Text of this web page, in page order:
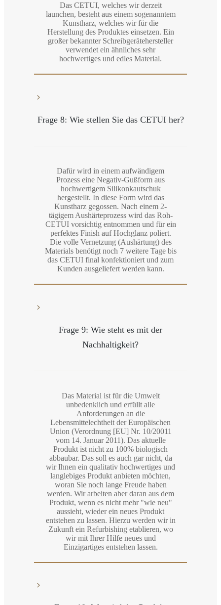
Das CETUI, welches wir derzeit
launchen, besteht aus einem sogenanntem
Kunstharz, welches wir für die
Herstellung des Produktes einsetzen. Ein
großer bekannter Schreibgerätehersteller
verwendet ein ähnliches sehr
hochwertiges und edles Material.
Frage 8: Wie stellen Sie das CETUI her?
Dafür wird in einem aufwändigem
Prozess eine Negativ-Gußform aus
hochwertigem Silikonkautschuk
hergestellt. In diese Form wird das
Kunstharz gegossen. Nach einem 2-
tägigem Aushärteprozess wird das Roh-
CETUI vorsichtig entnommen und für ein
perfektes Finish auf Hochglanz poliert.
Die volle Vernetzung (Aushärtung) des
Materials benötigt noch 7 weitere Tage bis
das CETUI final konfektioniert und zum
Kunden ausgeliefert werden kann.
Frage 9: Wie steht es mit der
Nachhaltigkeit?
Das Material ist für die Umwelt
unbedenklich und erfüllt alle
Anforderungen an die
Lebensmittelechtheit der Europäischen
Union (Verordnung [EU] Nr. 10/20011
vom 14. Januar 2011). Das aktuelle
Produkt ist nicht zu 100% biologisch
abbaubar. Das soll es auch gar nicht, da
wir Ihnen ein qualitativ hochwertiges und
langlebiges Produkt anbieten möchten,
woran Sie noch lange Freude haben
werden. Wir arbeiten aber daran aus dem
Produkt, wenn es nicht mehr "wie neu"
aussieht, wieder ein neues Produkt
entstehen zu lassen. Hierzu werden wir in
Zukunft ein Refurbishing etablieren, wo
wir mit Ihrer Hilfe neues und
Einzigartiges entstehen lassen.